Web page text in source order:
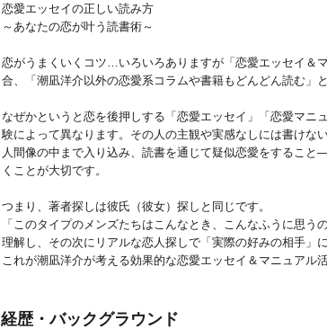
恋愛エッセイの正しい読み方
～あなたの恋が叶う読書術～
恋がうまくいくコツ…いろいろありますが「恋愛エッセイ＆
合、「潮凪洋介以外の恋愛系コラムや書籍もどんどん読む」
なぜかというと恋を後押しする「恋愛エッセイ」「恋愛マ
験によって異なります。その人の主観や実感なしには書けな
人間像の中まで入り込み、読書を通じて疑似恋愛をするこ
くことが大切です。
つまり、著者探しは彼氏（彼女）探しと同じです。
「このタイプのメンズたちはこんなとき、こんなふうに思
理解し、その次にリアルな恋人探しで「実際の好みの相手」
これが潮凪洋介が考える効果的な恋愛エッセイ＆マニュアル
経歴・バックグラウンド